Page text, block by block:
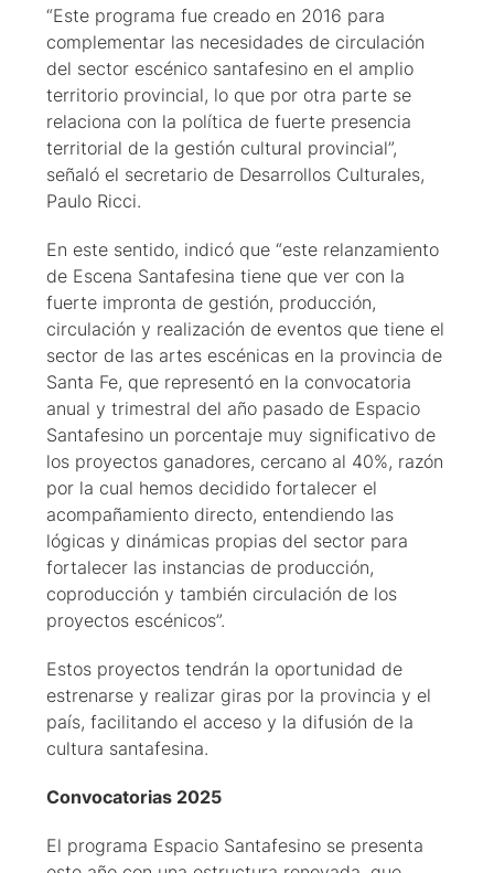
“Este programa fue creado en 2016 para
complementar las necesidades de circulación
del sector escénico santafesino en el amplio
territorio provincial, lo que por otra parte se
relaciona con la política de fuerte presencia
territorial de la gestión cultural provincial”,
señaló el secretario de Desarrollos Culturales,
Paulo Ricci.
En este sentido, indicó que “este relanzamiento
de Escena Santafesina tiene que ver con la
fuerte impronta de gestión, producción,
circulación y realización de eventos que tiene el
sector de las artes escénicas en la provincia de
Santa Fe, que representó en la convocatoria
anual y trimestral del año pasado de Espacio
Santafesino un porcentaje muy significativo de
los proyectos ganadores, cercano al 40%, razón
por la cual hemos decidido fortalecer el
acompañamiento directo, entendiendo las
lógicas y dinámicas propias del sector para
fortalecer las instancias de producción,
coproducción y también circulación de los
proyectos escénicos”.
Estos proyectos tendrán la oportunidad de
estrenarse y realizar giras por la provincia y el
país, facilitando el acceso y la difusión de la
cultura santafesina.
Convocatorias 2025
El programa Espacio Santafesino se presenta